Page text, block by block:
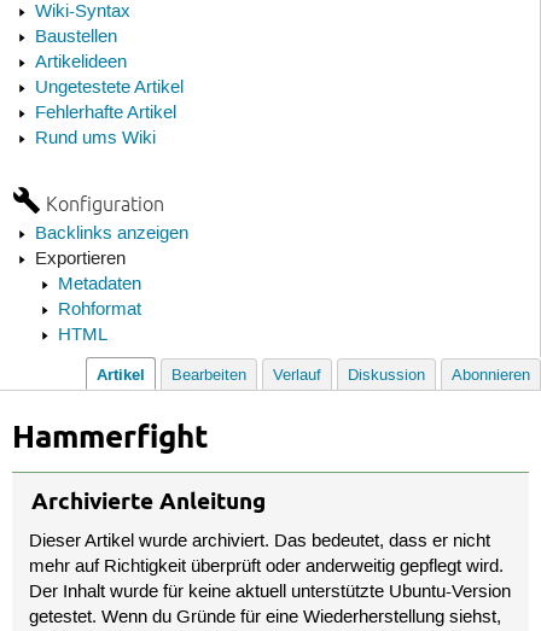
Wiki-Syntax
Baustellen
Artikelideen
Ungetestete Artikel
Fehlerhafte Artikel
Rund ums Wiki
Konfiguration
Backlinks anzeigen
Exportieren
Metadaten
Rohformat
HTML
Artikel Bearbeiten Verlauf Diskussion Abonnieren
Hammerfight
Archivierte Anleitung
Dieser Artikel wurde archiviert. Das bedeutet, dass er nicht
mehr auf Richtigkeit überprüft oder anderweitig gepflegt wird.
Der Inhalt wurde für keine aktuell unterstützte Ubuntu-Version
getestet. Wenn du Gründe für eine Wiederherstellung siehst,